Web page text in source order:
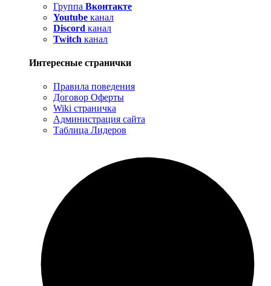
Группа Вконтакте
Youtube канал
Discord канал
Twitch канал
Интересные странички
Правила поведения
Договор Оферты
Wiki страничка
Администрация сайта
Таблица Лидеров